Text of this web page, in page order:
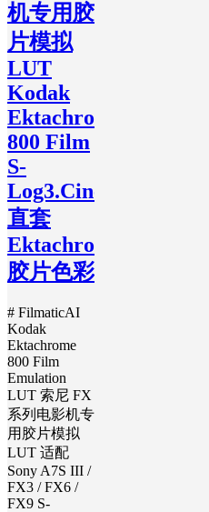
机专用胶
片模拟
LUT
Kodak
Ektachrome
800 Film
S-
Log3.Cine
直套
Ektachrome
胶片色彩
# FilmaticAI
Kodak
Ektachrome
800 Film
Emulation
LUT 索尼 FX
系列电影机专
用胶片模拟
LUT 适配
Sony A7S III /
FX3 / FX6 /
FX9 S-